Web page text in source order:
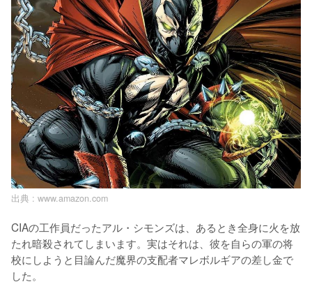
出典 : www.amazon.com
CIAの工作員だったアル・シモンズは、あるとき全身に火を放
たれ暗殺されてしまいます。実はそれは、彼を自らの軍の将
校にしようと目論んだ魔界の支配者マレボルギアの差し金で
した。